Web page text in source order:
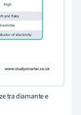
tra diamante e